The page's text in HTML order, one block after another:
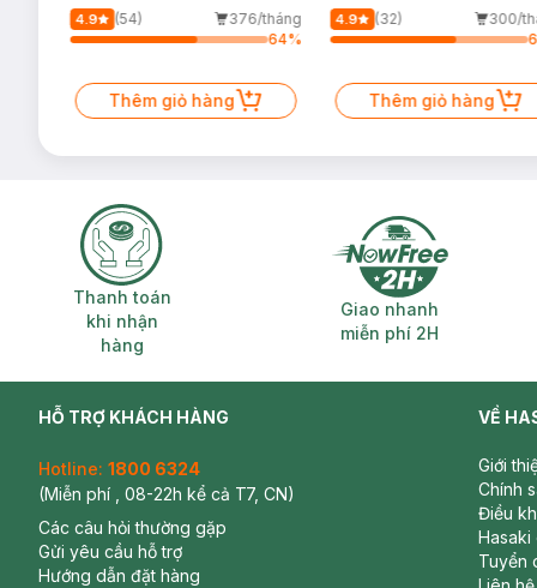
4.9 (54)
376/tháng
64%
Thêm giỏ hàng
Động 85g (Đỏ)
4.9 (32)
300/
Thêm giỏ hàng
Thanh toán khi nhận hàng
Thanh toán
khi nhận
hàng
Giao nhanh
Giao nhanh
miễn phí 2H
HỖ TRỢ KHÁCH HÀNG
Hotline: 1800 6324
(Miễn phí , 08-22h kể cả T7, CN)
Các câu hỏi thường gặp
Gửi yêu cầu hỗ trợ
Hướng dẫn đặt hàng
VỀ
Giới
Chính
Điều
Hasaki
Tuyển